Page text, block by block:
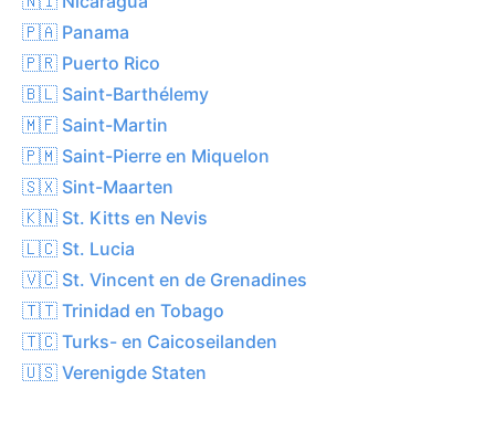
🇵🇦 Panama
🇵🇷 Puerto Rico
🇧🇱 Saint-Barthélemy
🇲🇫 Saint-Martin
🇵🇲 Saint-Pierre en Miquelon
🇸🇽 Sint-Maarten
🇰🇳 St. Kitts en Nevis
🇱🇨 St. Lucia
🇻🇨 St. Vincent en de Grenadines
🇹🇹 Trinidad en Tobago
🇹🇨 Turks- en Caicoseilanden
🇺🇸 Verenigde Staten